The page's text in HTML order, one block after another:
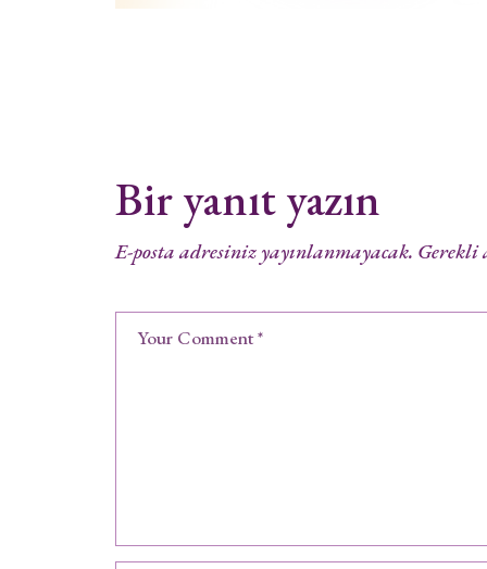
Bir yanıt yazın
E-posta adresiniz yayınlanmayacak.